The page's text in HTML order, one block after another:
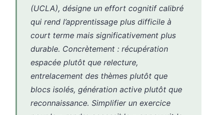
(UCLA), désigne un effort cognitif calibré
qui rend l’apprentissage plus difficile à
court terme mais significativement plus
durable. Concrètement : récupération
espacée plutôt que relecture,
entrelacement des thèmes plutôt que
blocs isolés, génération active plutôt que
reconnaissance. Simplifier un exercice